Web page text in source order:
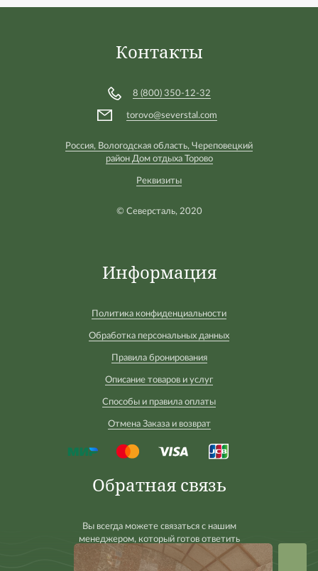
Контакты
8 (800) 350-12-32
torovo@severstal.com
Россия, Вологодская область, Череповецкий
район Дом отдыха Торово
Реквизиты
© Северсталь, 2020
Информация
Политика конфиденциальности
Обработка персональных данных
Правила бронирования
Описание товаров и услуг
Способы и правила оплаты
Отмена Заказа и возврат
Обратная связь
Вы всегда можете связаться с нашим
менеджером, который готов ответить
на любые Ваши вопросы